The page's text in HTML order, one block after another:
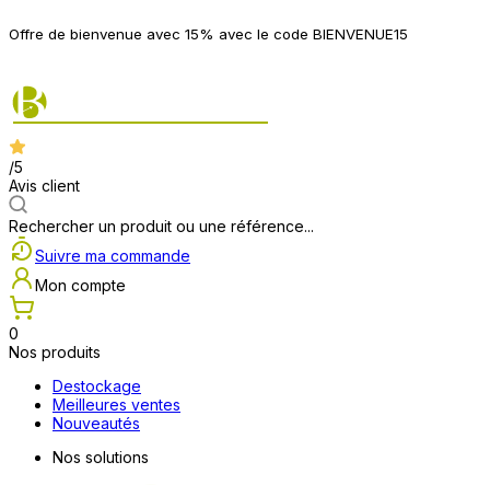
Offre de bienvenue avec 15% avec le code BIENVENUE15
/5
Avis client
Rechercher un produit ou une référence...
Suivre ma commande
Mon compte
0
Nos produits
Destockage
Meilleures ventes
Nouveautés
Nos solutions